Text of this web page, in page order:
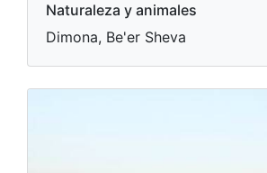
Naturaleza y animales
Dimona, Be'er Sheva